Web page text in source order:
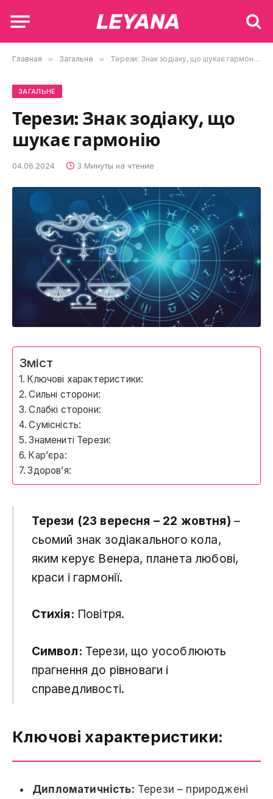
Главная » Загальне » Терези: Знак зодіаку, що шукає гармонію
ЗАГАЛЬНЕ
Терези: Знак зодіаку, що
шукає гармонію
04.06.2024 3 Минуты на чтение
Зміст
Ключові характеристики:
Сильні сторони:
Слабкі сторони:
Сумісність:
Знамениті Терези:
Кар’єра:
Здоров’я:
Терези (23 вересня – 22 жовтня) –
сьомий знак зодіакального кола,
яким керує Венера, планета любові,
краси і гармонії.
Стихія: Повітря.
Символ: Терези, що уособлюють
прагнення до рівноваги і
справедливості.
Ключові характеристики:
Дипломатичність: Терези – природжені